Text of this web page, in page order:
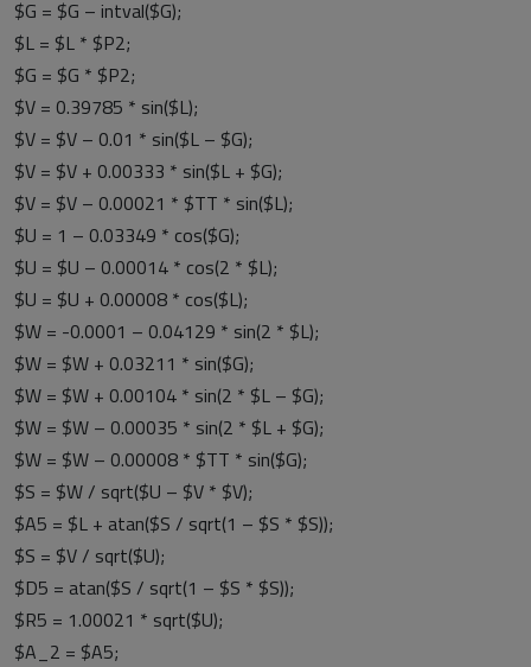
$G = $G – intval($G);
$L = $L * $P2;
$G = $G * $P2;
$V = 0.39785 * sin($L);
$V = $V – 0.01 * sin($L – $G);
$V = $V + 0.00333 * sin($L + $G);
$V = $V – 0.00021 * $TT * sin($L);
$U = 1 – 0.03349 * cos($G);
$U = $U – 0.00014 * cos(2 * $L);
$U = $U + 0.00008 * cos($L);
$W = -0.0001 – 0.04129 * sin(2 * $L);
$W = $W + 0.03211 * sin($G);
$W = $W + 0.00104 * sin(2 * $L – $G);
$W = $W – 0.00035 * sin(2 * $L + $G);
$W = $W – 0.00008 * $TT * sin($G);
$S = $W / sqrt($U – $V * $V);
$A5 = $L + atan($S / sqrt(1 – $S * $S));
$S = $V / sqrt($U);
$D5 = atan($S / sqrt(1 – $S * $S));
$R5 = 1.00021 * sqrt($U);
$A_2 = $A5;